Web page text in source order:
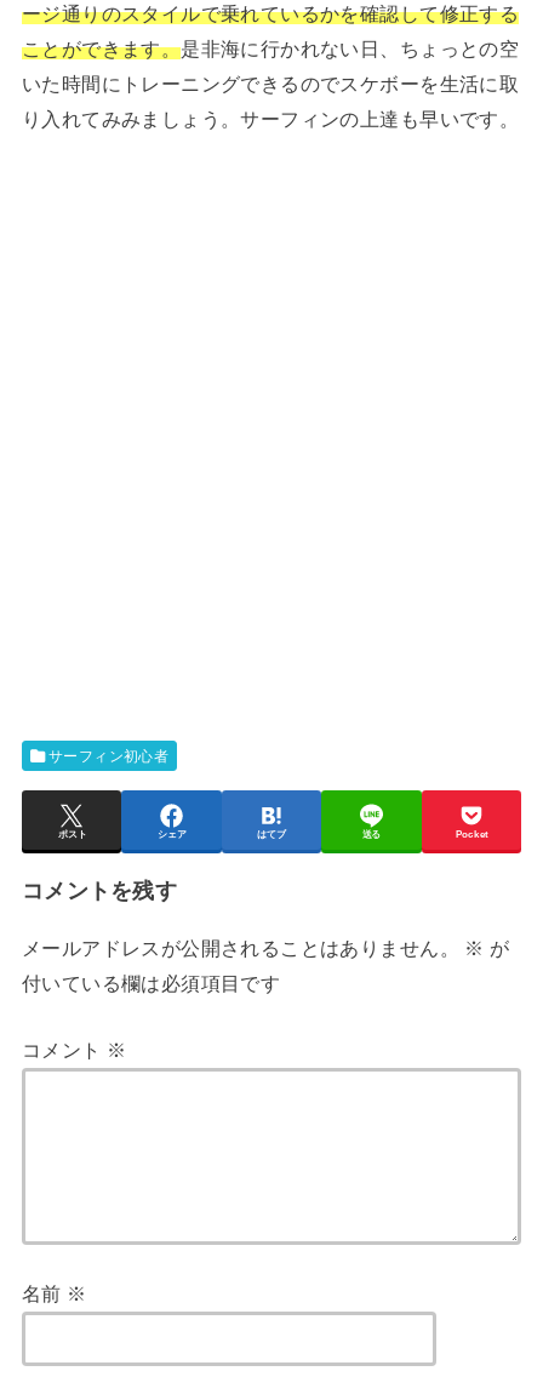
ージ通りのスタイルで乗れているかを確認して修正する
ことができます。是非海に行かれない日、ちょっとの空
いた時間にトレーニングできるのでスケボーを生活に取
り入れてみみましょう。サーフィンの上達も早いです。
サーフィン初心者
ポスト シェア はてブ 送る Pocket
コメントを残す
メールアドレスが公開されることはありません。 ※ が
付いている欄は必須項目です
コメント ※
名前 ※